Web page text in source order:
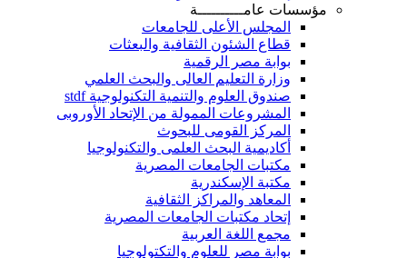
مؤسسات عامــــــــــة
المجلس الأعلى للجامعات
قطاع الشئون الثقافية والبعثات
بوابة مصر الرقمية
وزارة التعليم العالى والبحث العلمي
صندوق العلوم والتنمية التكنولوجية stdf
المشروعات الممولة من الإتحاد الأوروبى
المركز القومى للبحوث
أكاديمية البحث العلمى والتكنولوجيا
مكتبات الجامعات المصرية
مكتبة الإسكندرية
المعاهد والمراكز الثقافية
إتحاد مكتبات الجامعات المصرية
مجمع اللغة العربية
بوابة مصر للعلوم والتكتولوجيا